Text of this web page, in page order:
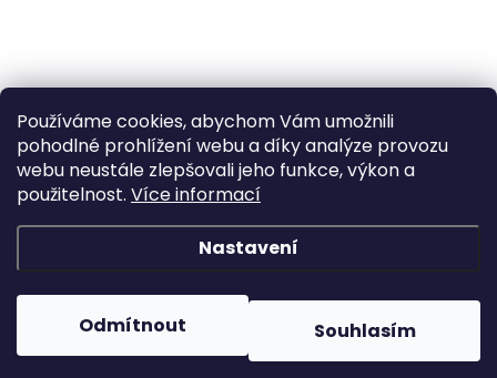
Používáme cookies, abychom Vám umožnili
pohodlné prohlížení webu a díky analýze provozu
webu neustále zlepšovali jeho funkce, výkon a
použitelnost. Více informací
Nastavení
Odmítnout Souhlasím